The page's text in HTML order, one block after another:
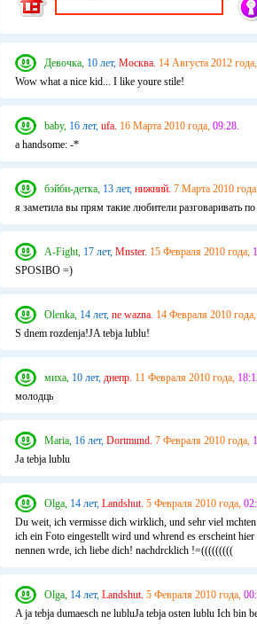
Девочка, 10 лет, Москва. 14 Августа 2012 года,
Wow what a nice kid... I like youre stile!
baby, 16 лет, ufa. 16 Марта 2010 года, 09:28.
a handsome: -*
бэйби-детка, 13 лет, нижний. 7 Марта 2010
я заметила вы прям такие любители разговаривать
A-Fight, 17 лет, Mnster. 15 Февраля 2010 года,
SPOSIBO =)
Olenka, 14 лет, ne wazna. 14 Февраля 2010 года,
S dnem rozdenja!JA tebja lublu!
миха, 10 лет, днепр. 11 Февраля 2010 года,
молодць
Maria, 16 лет, Dortmund. 7 Февраля 2010 года,
Ja tebja lublu
Olga, 14 лет, Landshut. 5 Февраля 2010 года,
Du weit, ich vermisse dich wirklich, und sehr viel
ich ein Foto eingestellt wird und whrend es erscheint
nennen wrde, ich liebe dich! nachdrcklich !=(((((((((
Olga, 14 лет, Landshut. 5 Февраля 2010 года,
A ja tebja dumaesch ne lubluJa tebja osten lublu Ich bin